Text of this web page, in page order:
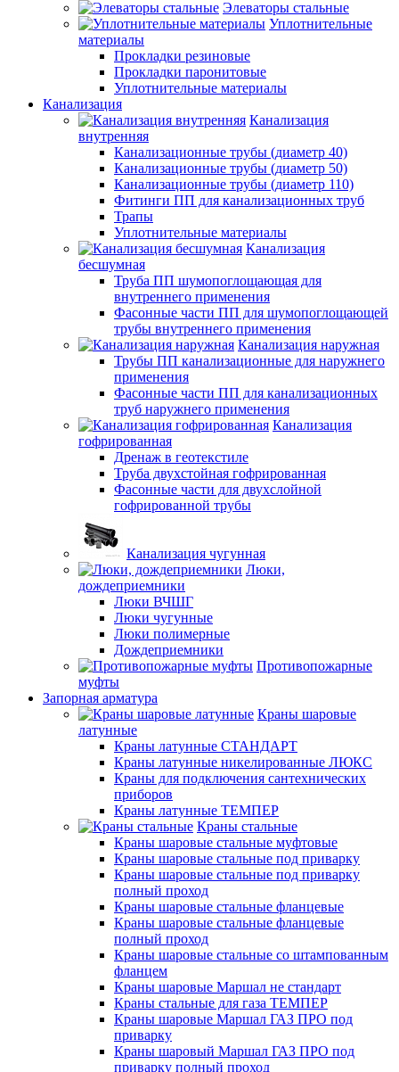
Элеваторы стальные
Уплотнительные
материалы
Прокладки резиновые
Прокладки паронитовые
Уплотнительные материалы
Канализация
Канализация
внутренняя
Канализационные трубы (диаметр 40)
Канализационные трубы (диаметр 50)
Канализационные трубы (диаметр 110)
Фитинги ПП для канализационных труб
Трапы
Уплотнительные материалы
Канализация
бесшумная
Труба ПП шумопоглощающая для
внутреннего применения
Фасонные части ПП для шумопоглощающей
трубы внутреннего применения
Канализация наружная
Трубы ПП канализационные для наружнего
применения
Фасонные части ПП для канализационных
труб наружнего применения
Канализация
гофрированная
Дренаж в геотекстиле
Труба двухстойная гофрированная
Фасонные части для двухслойной
гофрированной трубы
Канализация чугунная
Люки,
дождеприемники
Люки ВЧШГ
Люки чугунные
Люки полимерные
Дождеприемники
Противопожарные
муфты
Запорная арматура
Краны шаровые
латунные
Краны латунные СТАНДАРТ
Краны латунные никелированные ЛЮКС
Краны для подключения сантехнических
приборов
Краны латунные ТЕМПЕР
Краны стальные
Краны шаровые стальные муфтовые
Краны шаровые стальные под приварку
Краны шаровые стальные под приварку
полный проход
Краны шаровые стальные фланцевые
Краны шаровые стальные фланцевые
полный проход
Краны шаровые стальные со штампованным
фланцем
Краны шаровые Маршал не стандарт
Краны стальные для газа ТЕМПЕР
Краны шаровые Маршал ГАЗ ПРО под
приварку
Краны шаровый Маршал ГАЗ ПРО под
приварку полный проход